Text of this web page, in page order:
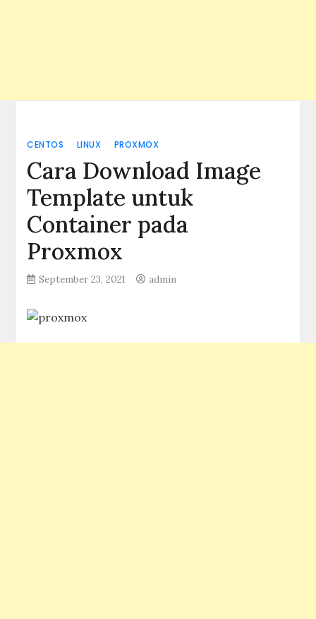
CENTOS LINUX PROXMOX
Cara Download Image
Template untuk
Container pada
Proxmox
September 23, 2021 admin